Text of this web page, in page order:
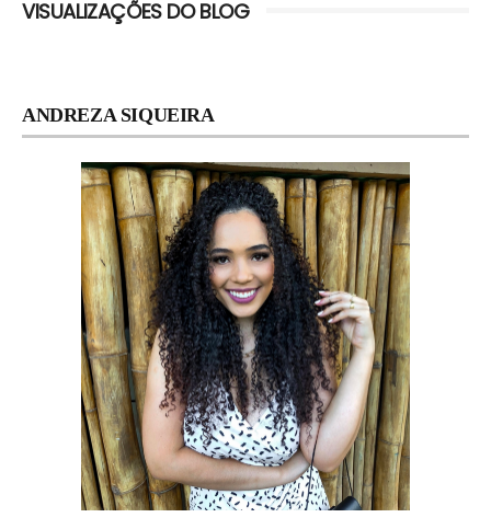
VISUALIZAÇÕES DO BLOG
ANDREZA SIQUEIRA